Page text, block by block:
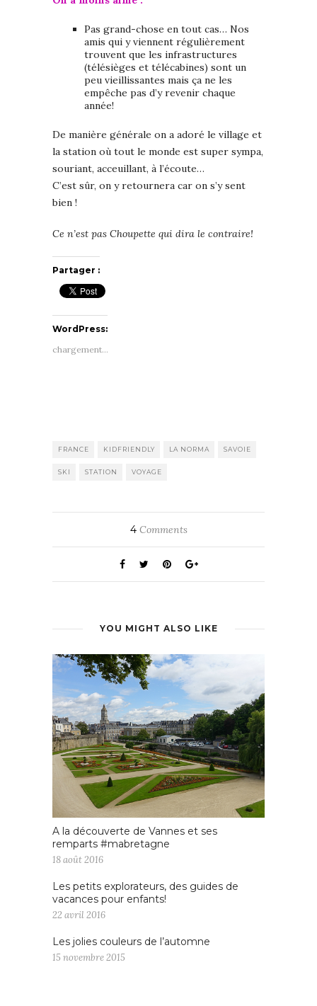
Pas grand-chose en tout cas… Nos
amis qui y viennent régulièrement
trouvent que les infrastructures
(télésièges et télécabines) sont un
peu vieillissantes mais ça ne les
empêche pas d’y revenir chaque
année!
De manière générale on a adoré le village et
la station où tout le monde est super sympa,
souriant, acceuillant, à l’écoute…
C’est sûr, on y retournera car on s’y sent
bien !
Ce n’est pas Choupette qui dira le contraire!
Partager :
WordPress:
chargement…
FRANCE KIDFRIENDLY LA NORMA SAVOIE
SKI STATION VOYAGE
4Comments
YOU MIGHT ALSO LIKE
A la découverte de Vannes et ses
remparts #mabretagne
18 août 2016
Les petits explorateurs, des guides de
vacances pour enfants!
22 avril 2016
Les jolies couleurs de l’automne
15 novembre 2015